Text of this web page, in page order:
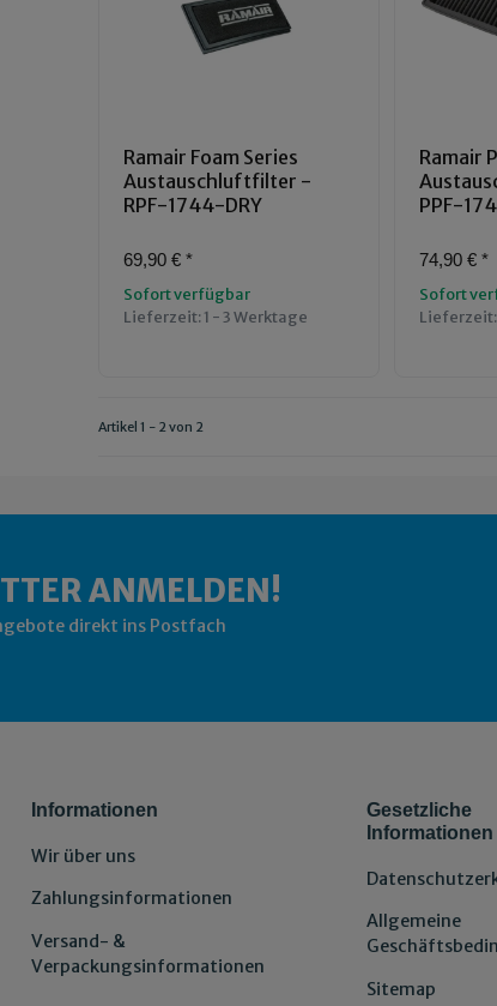
Ramair Foam Series
Austauschluftfilter -
RPF-1744-DRY
69,90 € *
Sofort verfügbar
Lieferzeit:1 - 3 Werktage
Ramair
PPF-
74,90 € *
Sofort
Lieferzeit:
Artikel 1 - 2 von 2
ANMELDEN!
direkt ins Postfach
Informationen
Wir über uns
Zahlungsinformationen
Versand- &
Verpackungsinformationen
Gesetzliche
Informationen
Allgemeine
Sitemap